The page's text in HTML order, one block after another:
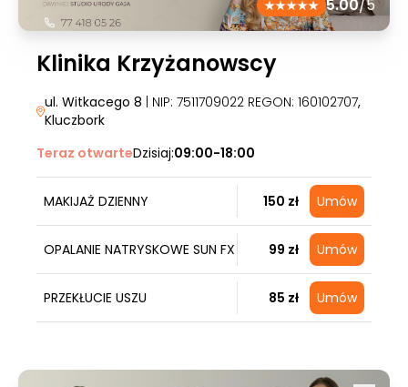
5.00/5
Klinika Krzyżanowscy
ul. Witkacego 8 | NIP: 7511709022 REGON: 160102707,
Kluczbork
Teraz otwarteDzisiaj:09:00-18:00
MAKIJAŻ DZIENNY 150 zł Umów
OPALANIE NATRYSKOWE SUN FX 99 zł Umów
PRZEKŁUCIE USZU 85 zł Umów